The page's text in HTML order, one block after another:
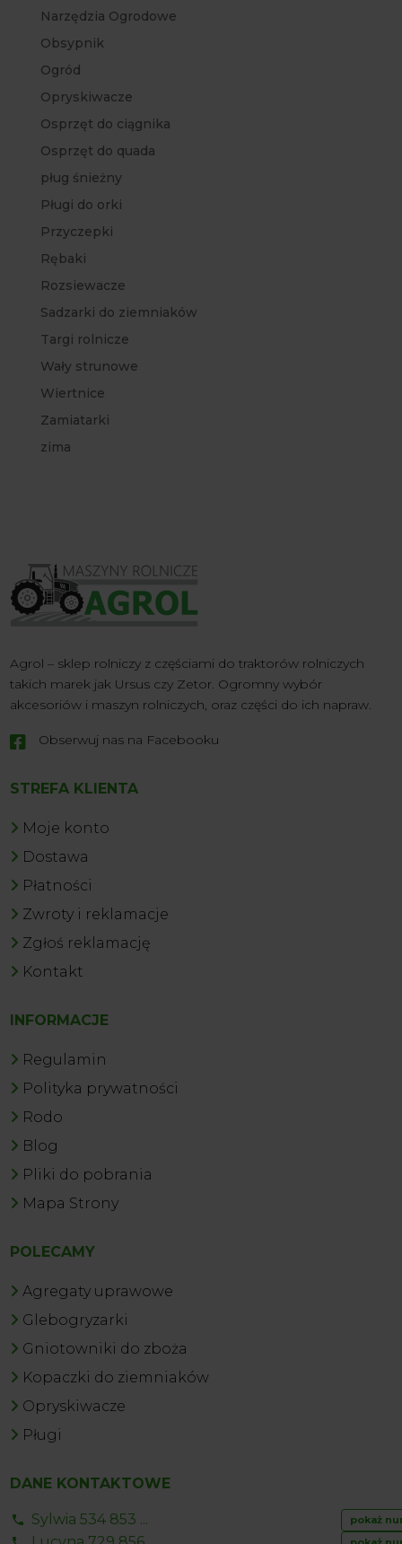
Narzędzia Ogrodowe
Obsypnik
Ogród
Opryskiwacze
Osprzęt do ciągnika
Osprzęt do quada
pług śnieżny
Pługi do orki
Przyczepki
Rębaki
Rozsiewacze
Sadzarki do ziemniaków
Targi rolnicze
Wały strunowe
Wiertnice
Zamiatarki
zima
Agrol – sklep rolniczy z częściami do traktorów rolniczych
takich marek jak Ursus czy Zetor. Ogromny wybór
akcesoriów i maszyn rolniczych, oraz części do ich napraw.
 Obserwuj nas na Facebooku
STREFA KLIENTA
Moje konto
Dostawa
Płatności
Zwroty i reklamacje
Zgłoś reklamację
Kontakt
INFORMACJE
Regulamin
Polityka prywatności
Rodo
Blog
Pliki do pobrania
Mapa Strony
POLECAMY
Agregaty uprawowe
Glebogryzarki
Gniotowniki do zboża
Kopaczki do ziemniaków
Opryskiwacze
Pługi
DANE KONTAKTOWE
Sylwia 534 853 ... pokaż